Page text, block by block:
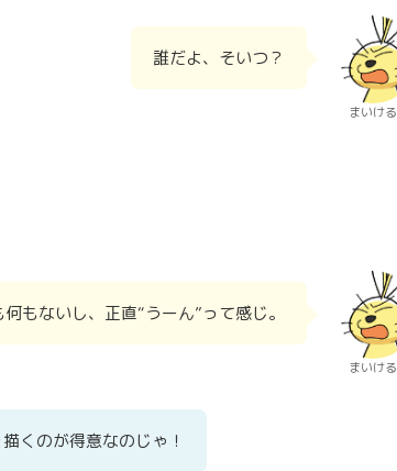
誰だよ、そいつ？
まいける
もないし、正直“うーん”って感じ。
まいける
くのが得意なのじゃ！